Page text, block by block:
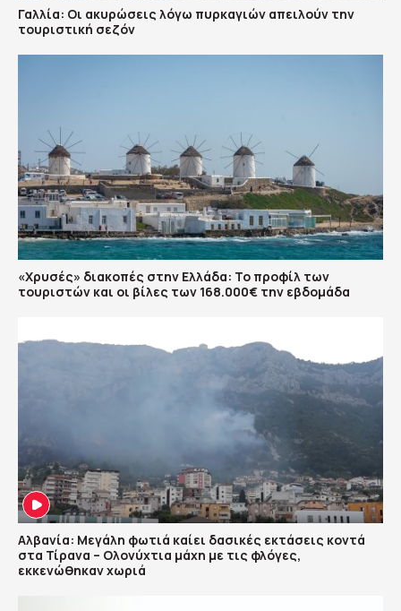
Γαλλία: Οι ακυρώσεις λόγω πυρκαγιών απειλούν την
τουριστική σεζόν
«Χρυσές» διακοπές στην Ελλάδα: Το προφίλ των
τουριστών και οι βίλες των 168.000€ την εβδομάδα
Αλβανία: Μεγάλη φωτιά καίει δασικές εκτάσεις κοντά
στα Τίρανα – Ολονύχτια μάχη με τις φλόγες,
εκκενώθηκαν χωριά